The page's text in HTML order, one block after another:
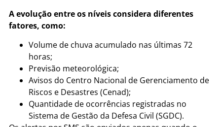
A evolução entre os níveis considera diferentes
fatores, como:
Volume de chuva acumulado nas últimas 72
horas;
Previsão meteorológica;
Avisos do Centro Nacional de Gerenciamento de
Riscos e Desastres (Cenad);
Quantidade de ocorrências registradas no
Sistema de Gestão da Defesa Civil (SGDC).